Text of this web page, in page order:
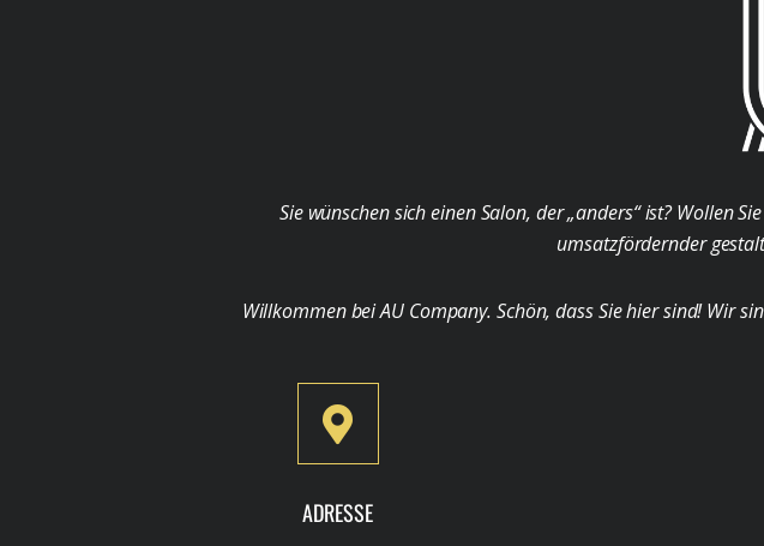
Sie wünschen sich einen Salon, der „anders“ ist? Wollen
umsatzfördernder
Willkommen bei AU Company. Schön, dass Sie hier sind! Wir
ADRESSE